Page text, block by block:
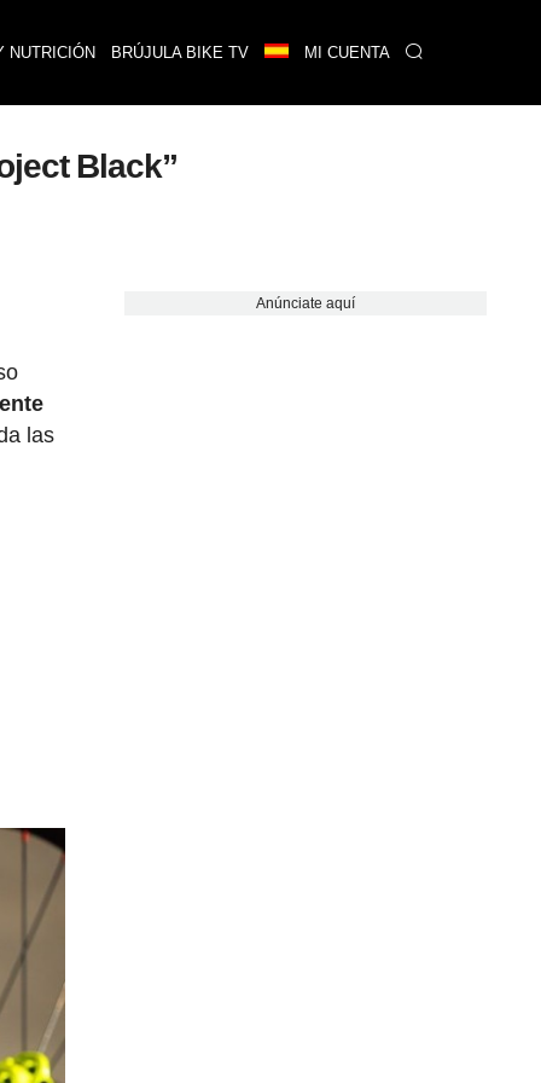
NUTRICIÓN BRÚJULA BIKE TV MI CUENTA
Black”
las
Anúnciate aquí